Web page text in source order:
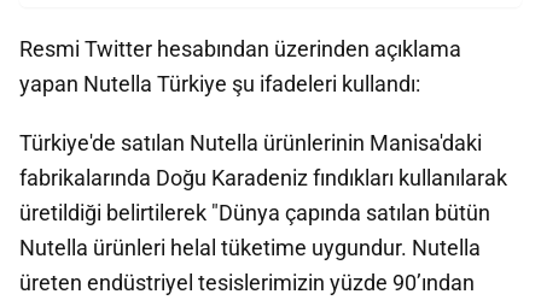
Resmi Twitter hesabından üzerinden açıklama
yapan Nutella Türkiye şu ifadeleri kullandı:
Türkiye'de satılan Nutella ürünlerinin Manisa'daki
fabrikalarında Doğu Karadeniz fındıkları kullanılarak
üretildiği belirtilerek "Dünya çapında satılan bütün
Nutella ürünleri helal tüketime uygundur. Nutella
üreten endüstriyel tesislerimizin yüzde 90’ından